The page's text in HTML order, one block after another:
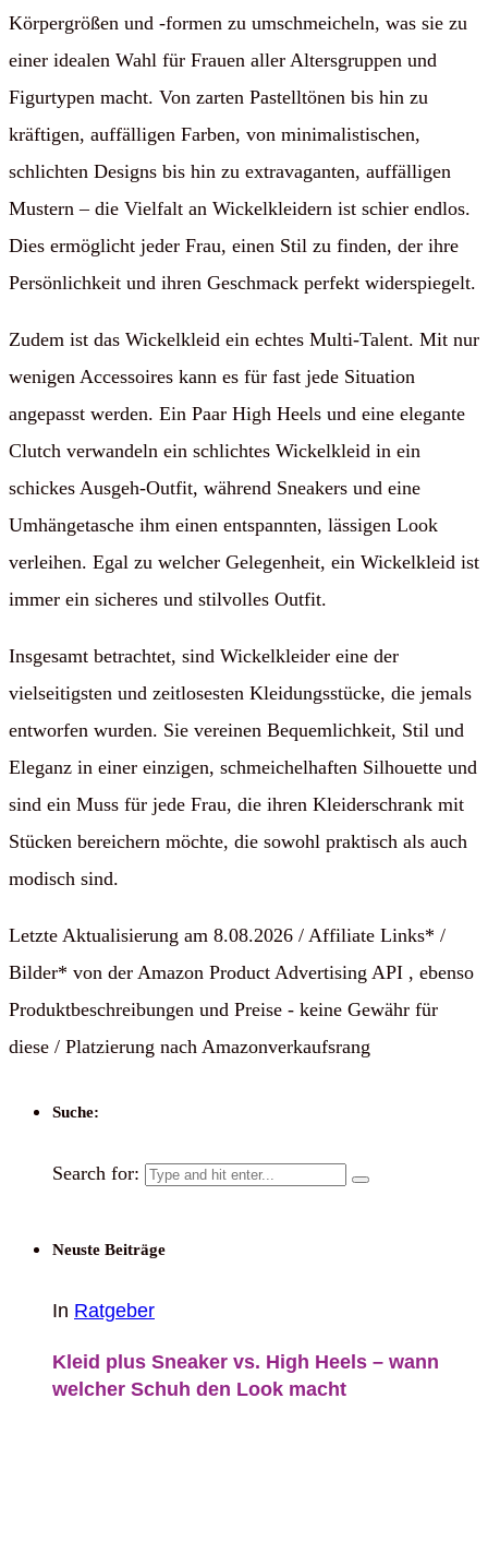
Körpergrößen und -formen zu umschmeicheln, was sie zu
einer idealen Wahl für Frauen aller Altersgruppen und
Figurtypen macht. Von zarten Pastelltönen bis hin zu
kräftigen, auffälligen Farben, von minimalistischen,
schlichten Designs bis hin zu extravaganten, auffälligen
Mustern – die Vielfalt an Wickelkleidern ist schier endlos.
Dies ermöglicht jeder Frau, einen Stil zu finden, der ihre
Persönlichkeit und ihren Geschmack perfekt widerspiegelt.
Zudem ist das Wickelkleid ein echtes Multi-Talent. Mit nur
wenigen Accessoires kann es für fast jede Situation
angepasst werden. Ein Paar High Heels und eine elegante
Clutch verwandeln ein schlichtes Wickelkleid in ein
schickes Ausgeh-Outfit, während Sneakers und eine
Umhängetasche ihm einen entspannten, lässigen Look
verleihen. Egal zu welcher Gelegenheit, ein Wickelkleid ist
immer ein sicheres und stilvolles Outfit.
Insgesamt betrachtet, sind Wickelkleider eine der
vielseitigsten und zeitlosesten Kleidungsstücke, die jemals
entworfen wurden. Sie vereinen Bequemlichkeit, Stil und
Eleganz in einer einzigen, schmeichelhaften Silhouette und
sind ein Muss für jede Frau, die ihren Kleiderschrank mit
Stücken bereichern möchte, die sowohl praktisch als auch
modisch sind.
Letzte Aktualisierung am 8.08.2026 / Affiliate Links* /
Bilder* von der Amazon Product Advertising API , ebenso
Produktbeschreibungen und Preise - keine Gewähr für
diese / Platzierung nach Amazonverkaufsrang
Suche:
Search for:
Neuste Beiträge
In Ratgeber
Kleid plus Sneaker vs. High Heels – wann
welcher Schuh den Look macht